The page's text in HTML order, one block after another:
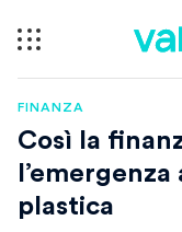
FINANZA
Così la
plastica